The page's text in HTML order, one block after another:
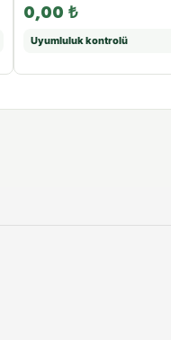
0,00 ₺
Uyumluluk kontrolü